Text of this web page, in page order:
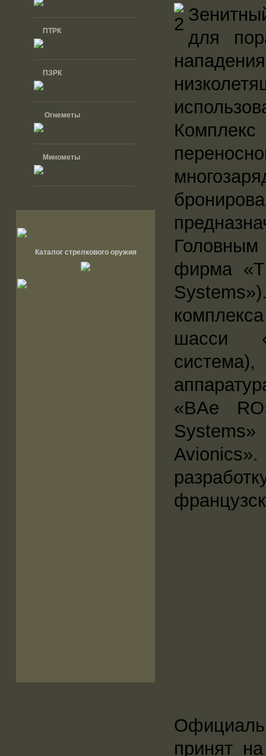
ПТРК
ПЗРК
Огнеметы
Минометы
Каталог стрелкового оружия
для
Головным
фирма
шасси
«BAe
принят